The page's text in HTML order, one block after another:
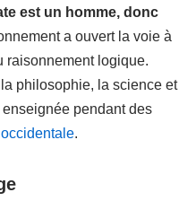
est un homme, donc
a ouvert la voie à
raisonnement logique.
philosophie, la science et
pendant des
.